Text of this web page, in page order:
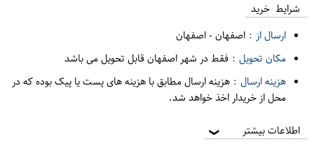
شرایط خرید
ارسال از : اصفهان-اصفهان
مکان تحویل : فقط در شهر اصفهان قابل تحویل می باشد
هزینه ارسال : هزینه ارسال مطابق با هزینه های پست یا پیک بوده که در
محل از خریدار اخذ خواهد شد.
اطلاعات بیشتر ❯